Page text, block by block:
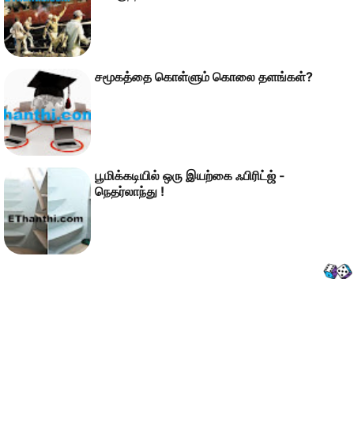
சமூகத்தை கொள்ளும் கொலை தளங்கள்?
பூமிக்கடியில் ஒரு இயற்கை ஃபிரிட்ஜ் -
நெதர்லாந்து !